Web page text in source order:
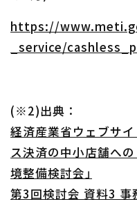
https://
_service/
(※2)出典：
経済産業省ウェブサ
ス決済の中小店舗へ
境整備検討会」
第3回検討会 資料3